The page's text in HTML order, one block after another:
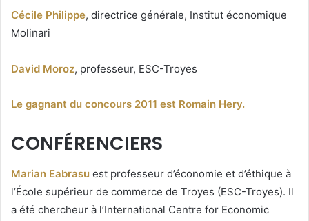
Cécile Philippe, directrice générale, Institut économique
Molinari
David Moroz, professeur, ESC-Troyes
Le gagnant du concours 2011 est Romain Hery.
CONFÉRENCIERS
Marian Eabrasu est professeur d’économie et d’éthique à
l’École supérieur de commerce de Troyes (ESC-Troyes). Il
a été chercheur à l’International Centre for Economic